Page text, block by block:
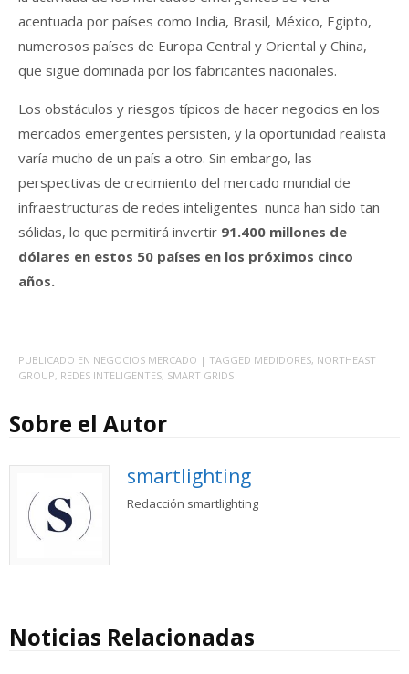
acentuada por países como India, Brasil, México, Egipto,
numerosos países de Europa Central y Oriental y China,
que sigue dominada por los fabricantes nacionales.
Los obstáculos y riesgos típicos de hacer negocios en los
mercados emergentes persisten, y la oportunidad realista
varía mucho de un país a otro. Sin embargo, las
perspectivas de crecimiento del mercado mundial de
infraestructuras de redes inteligentes nunca han sido tan
sólidas, lo que permitirá invertir 91.400 millones de
dólares en estos 50 países en los próximos cinco
años.
PUBLICADO EN NEGOCIOS MERCADO | TAGGED MEDIDORES, NORTHEAST
GROUP, REDES INTELIGENTES, SMART GRIDS
Sobre el Autor
smartlighting
Redacción smartlighting
Noticias Relacionadas